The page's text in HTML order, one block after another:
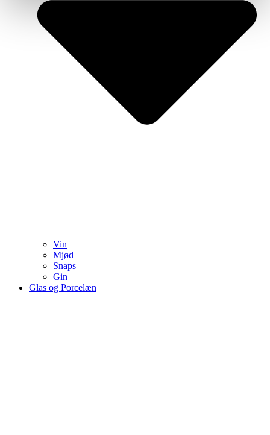
Vin
Mjød
Snaps
Gin
Glas og Porcelæn